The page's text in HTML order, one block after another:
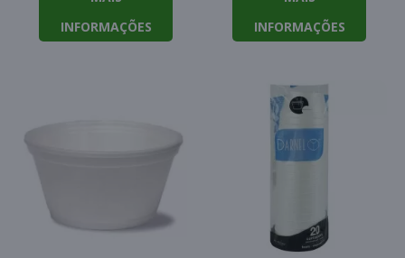
INFORMAÇÕES
INFORMAÇÕES